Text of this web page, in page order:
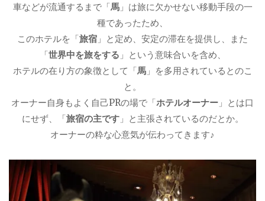
車などが流通するまで「馬」は旅に欠かせない移動手段の一
種であったため、
このホテルを「旅宿 」と定め、安定の滞在を提供し、また
「世界中を旅をする 」という意味合いを含め、
ホテルの在り方の象徴として「馬」を多用されているとのこ
と。
オーナー自身もよく自己PRの場で「ホテルオーナー 」とは口
にせず、「旅宿の主です」と主張されているのだとか。
オーナーの粋な心意気が伝わってきます♪